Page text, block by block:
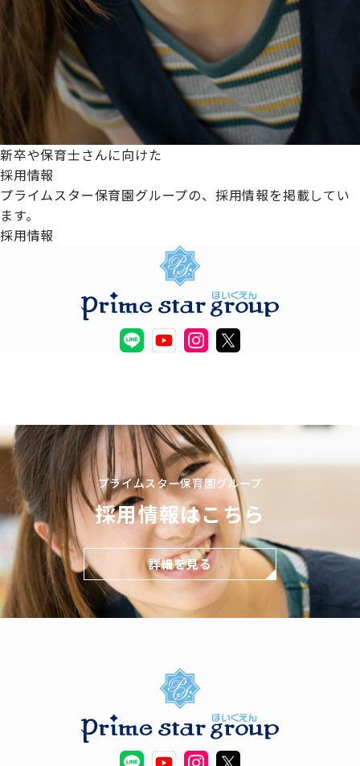
新卒や保育士さんに向けた
採用情報
プライムスター保育園グループの、採用情報を掲載してい
ます。
採用情報
プライムスター保育園グループ
採用情報はこちら
詳細を見る